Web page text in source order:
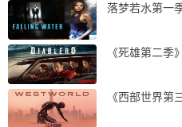
落梦若水第一
《死雄第二季
《西部世界第